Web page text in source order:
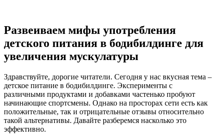
Развеиваем мифы употребления
детского питания в бодибилдинге для
увеличения мускулатуры
Здравствуйте, дорогие читатели. Сегодня у нас вкусная тема –
детское питание в бодибилдинге. Эксперименты с
различными продуктами и добавками частенько пробуют
начинающие спортсмены. Однако на просторах сети есть как
положительные, так и отрицательные отзывы относительно
такой альтернативы. Давайте разберемся насколько это
эффективно.